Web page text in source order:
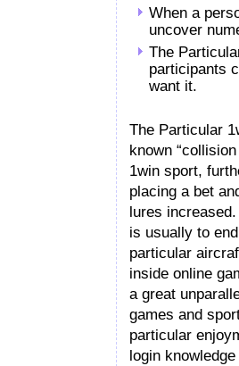
When a
uncover
The
participants
want it.
The Particular
known
1win sport,
placing a bet
lures
is usually to
particular
inside online
a great
games and
particular
login